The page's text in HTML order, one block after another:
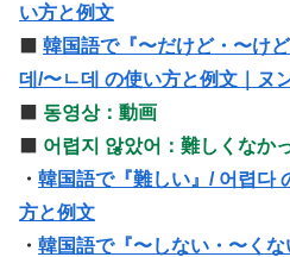
い方と例文
韓国語で『〜だけど・〜け
데/〜ㄴ데 の使い方と例文｜ヌ
동영상：動画
어렵지 않았어：難しくなか
・ 韓国語で『難しい』/ 어렵다
方と例文
・ 韓国語で『〜しない・〜く